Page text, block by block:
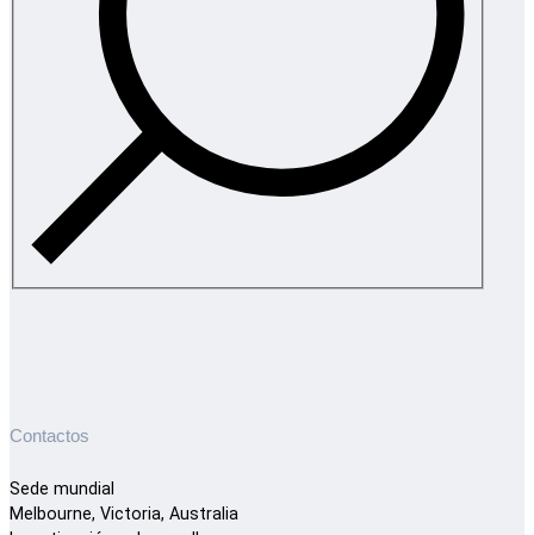
Contactos
Sede mundial
Melbourne, Victoria, Australia